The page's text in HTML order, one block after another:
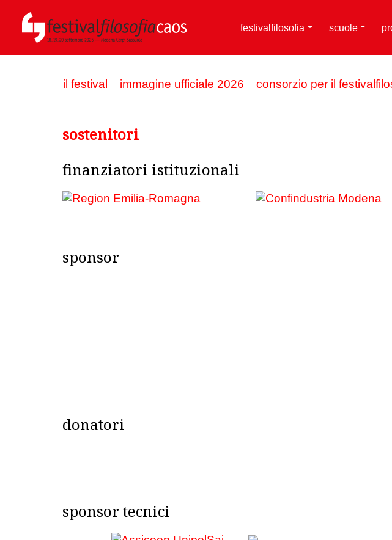
festivalfilosofia scuole
il festival immagine ufficiale 2026 consorzio per il
sostenitori
finanziatori istituzionali
sponsor
donatori
sponsor tecnici